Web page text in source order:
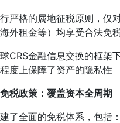
格的属地征税原则，仅对
外租金等）均享受合法免税
金融信息交换的框架下
度上保障了资产的隐私性
税政策：覆盖资本全周期
全面的免税体系，包括：